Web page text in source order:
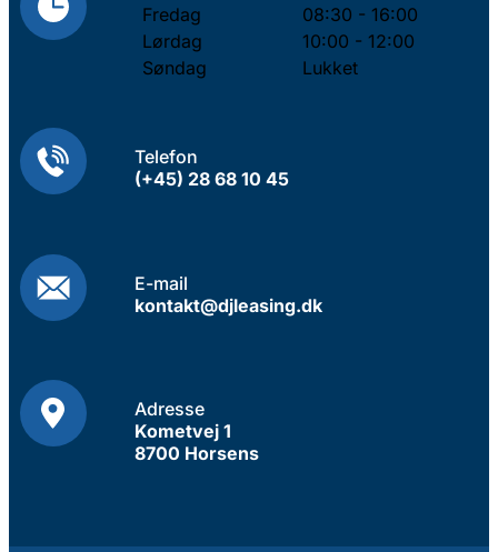
Fredag
08:30 - 16:00
Lørdag
10:00 - 12:00
Søndag
Lukket
Telefon
(+45) 28 68 10 45
E-mail
kontakt@djleasing.dk
Adresse
Kometvej 1
8700 Horsens